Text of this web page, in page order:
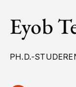
Eyob
PH.D.-